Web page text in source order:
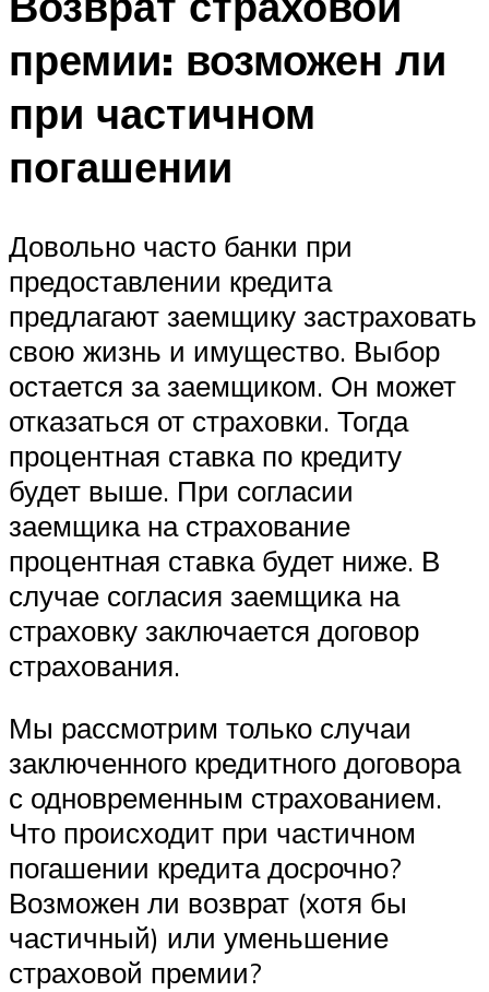
премии: возможен ли
при частичном
погашении
Довольно часто банки при
предоставлении кредита
предлагают заемщику застраховать
свою жизнь и имущество. Выбор
остается за заемщиком. Он может
отказаться от страховки. Тогда
процентная ставка по кредиту
будет выше. При согласии
заемщика на страхование
процентная ставка будет ниже. В
случае согласия заемщика на
страховку заключается договор
страхования.
Мы рассмотрим только случаи
заключенного кредитного договора
с одновременным страхованием.
Что происходит при частичном
погашении кредита досрочно?
Возможен ли возврат (хотя бы
частичный) или уменьшение
страховой премии?